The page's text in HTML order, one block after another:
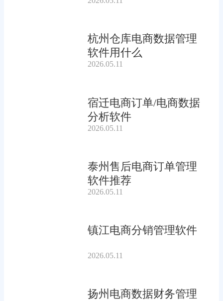
杭州仓库电商数据管理
软件用什么
2026.05.11
宿迁电商订单/电商数据
分析软件
2026.05.11
泰州售后电商订单管理
软件推荐
2026.05.11
镇江电商分销管理软件
2026.05.11
扬州电商数据财务管理